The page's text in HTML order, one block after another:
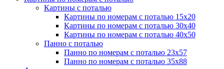
Картины с поталью
Картины по номерам с поталью 15х20
Картины по номерам с поталью 30х40
Картины по номерам с поталью 40х50
Панно с поталью
Панно по номерам с поталью 23х57
Панно по номерам с поталью 35х88